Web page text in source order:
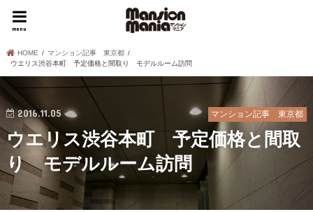
menu
HOME
マンション記事 東京都
ウエリス渋谷本町 予定価格と間取り モデルルーム訪問
マンション記事 東京都
2016.11.05
ウエリス渋谷本町 予定価格と間取
り モデルルーム訪問